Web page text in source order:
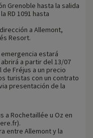
Grenoble hasta la salida
RD 1091 hasta
a Allemont,
Resort.
estará
a partir del 13/07
de Fréjus a un precio
turistas con un contrato
presentación de la
a Rochetaillée u Oz en
entre Allemont y la